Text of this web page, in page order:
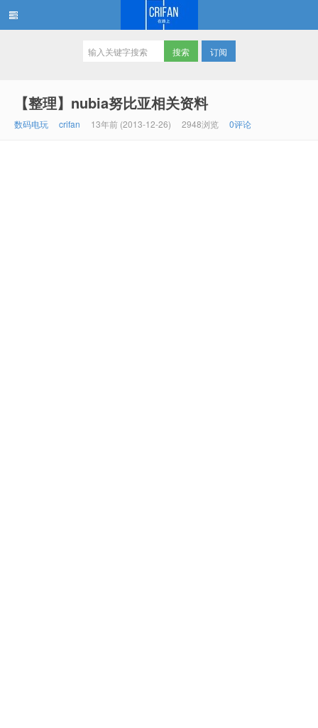
订阅
【整理】nubia努比亚相关资料
数码电玩 crifan 13年前 (2013-12-26) 2948浏览 0评论